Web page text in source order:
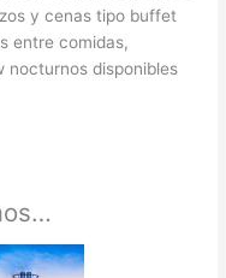
y cenas tipo buffet
entre comidas,
nocturnos disponibles